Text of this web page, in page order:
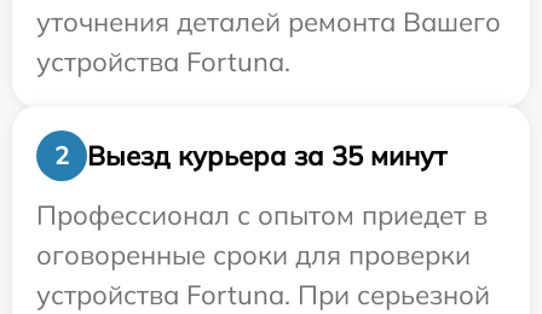
уточнения деталей ремонта Вашего
устройства Fortuna.
2
Выезд курьера за 35 минут
Профессионал с опытом приедет в
оговоренные сроки для проверки
устройства Fortuna. При серьезной